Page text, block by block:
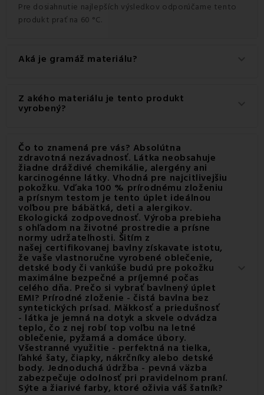
Pre dosiahnutie najlepších výsledkov odporúčame tento
produkt prať na 60 °C.
Aká je gramáž materiálu?
Gramáž materiálu použitého pre tento produkt je 145
g/m2.
Z akého materiálu je tento produkt
vyrobený?
Tento produkt je vyrobený z kvalitného materiálu: 100%
Bavlna.
Čo to znamená pre vás? Absolútna
zdravotná nezávadnosť. Látka neobsahuje
žiadne dráždivé chemikálie, alergény ani
karcinogénne látky. Vhodná pre najcitlivejšiu
pokožku. Vďaka 100 % prírodnému zloženiu
a prísnym testom je tento úplet ideálnou
voľbou pre bábätká, deti a alergikov.
Ekologická zodpovednosť. Výroba prebieha
s ohľadom na životné prostredie a prísne
normy udržateľnosti. Šitím z
našej certifikovanej bavlny získavate istotu,
že vaše vlastnoručne vyrobené oblečenie,
detské body či vankúše budú pre pokožku
maximálne bezpečné a príjemné počas
celého dňa. Prečo si vybrať bavlnený úplet
EMI? Prírodné zloženie - čistá bavlna bez
syntetických prísad. Mäkkosť a priedušnosť
- látka je jemná na dotyk a skvele odvádza
teplo, čo z nej robí top voľbu na letné
oblečenie, pyžamá a domáce úbory.
Všestranné využitie - perfektná na tielka,
ľahké šaty, čiapky, nákrčníky alebo detské
body. Jednoduchá údržba - pevná väzba
zabezpečuje odolnosť pri pravidelnom praní.
Sýte a žiarivé farby, ktoré oživia váš šatník?